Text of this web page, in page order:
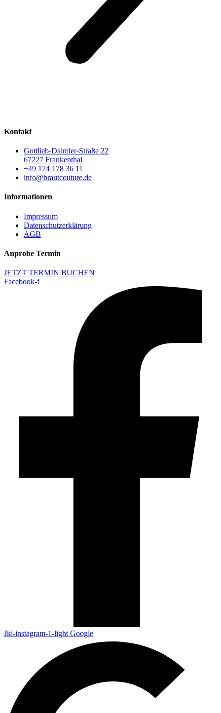
Kontakt
Gottlieb-Daimler-Straße 22
67227 Frankenthal
+49 174 178 36 11
info@brautcouture.de
Informationen
Impressum
Datenschutzerklärung
AGB
Anprobe Termin
JETZT TERMIN BUCHEN
Facebook-f
Jki-instagram-1-light Google